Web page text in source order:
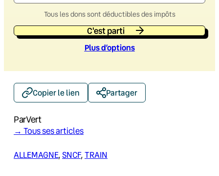
Tous les dons sont déductibles des impôts
C'est parti
Plus d’options
Copier le lien Partager
ParVert
→ Tous ses articles
ALLEMAGNE, SNCF, TRAIN